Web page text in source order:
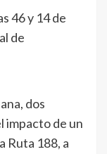
46 y 14 de
de
dos
impacto de un
Ruta 188, a